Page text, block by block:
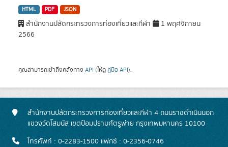
HTML PDF JSON
สำนักงานปลัดกระทรวงการท่องเที่ยวและกีฬา
1 พฤศจิกายน
2566
คุณสามารถเข้าถึงคลังทาง API (ให้ดู คู่มือ API).
สำนักงานปลัดกระทรวงการท่องเที่ยวและกีฬา 4 ถนนราชดำเนินนอก
แขวงวัดโสมนัส เขตป้อมปราบศัตรูพ่าย กรุงเทพมหานคร 10100
โทรศัพท์ : 0-2283-1500 แฟกซ์ : 0-2356-0746